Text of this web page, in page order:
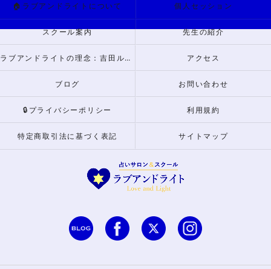
🏠ラブアンドライトについて 個人セッション
スクール案内 先生の紹介
ラブアンドライトの理念：吉田ルナからのメッセージ アクセス
ブログ お問い合わせ
🔒プライバシーポリシー 利用規約
特定商取引法に基づく表記 サイトマップ